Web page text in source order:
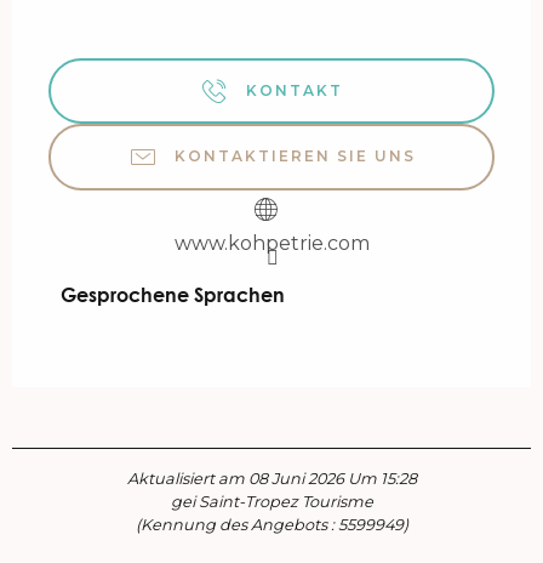
KONTAKT
KONTAKTIEREN SIE UNS
www.kohpetrie.com
Gesprochene Sprachen
Gesprochene Sprachen
Aktualisiert am 08 Juni 2026 Um 15:28
gei Saint-Tropez Tourisme
(Kennung des Angebots :5599949)